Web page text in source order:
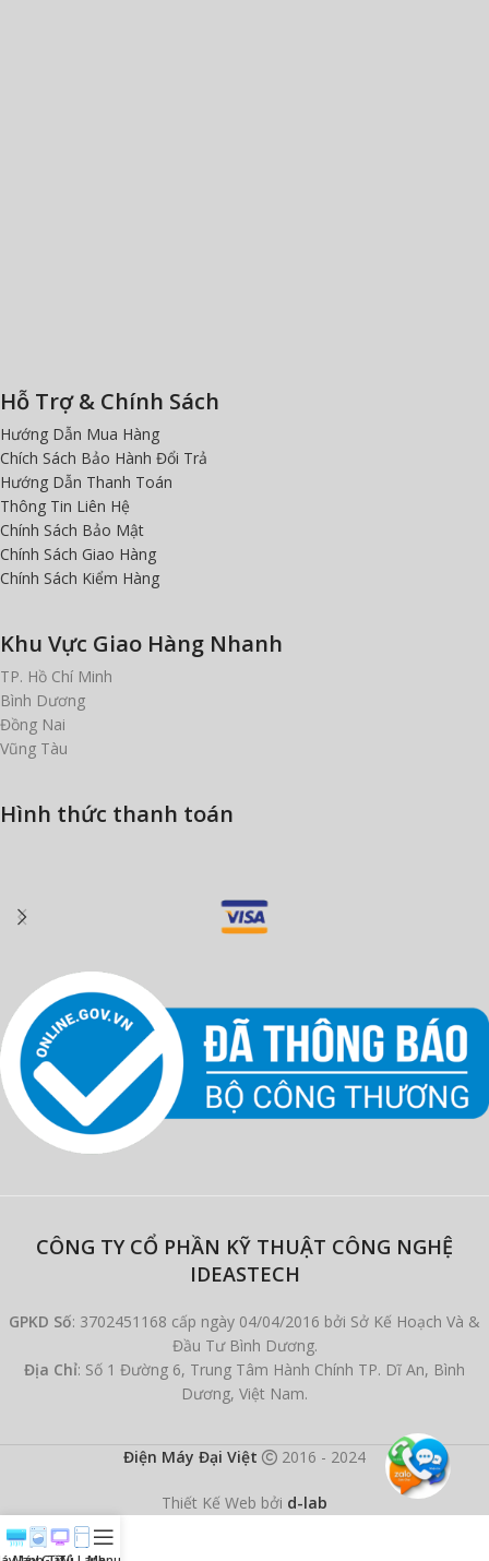
Hỗ Trợ & Chính Sách
Hướng Dẫn Mua Hàng
Chích Sách Bảo Hành Đổi Trả
Hướng Dẫn Thanh Toán
Thông Tin Liên Hệ
Chính Sách Bảo Mật
Chính Sách Giao Hàng
Chính Sách Kiểm Hàng
Khu Vực Giao Hàng Nhanh
TP. Hồ Chí Minh
Bình Dương
Đồng Nai
Vũng Tàu
Hình thức thanh toán
CÔNG TY CỔ PHẦN KỸ THUẬT CÔNG NGHỆ
IDEASTECH
GPKD Số: 3702451168 cấp ngày 04/04/2016 bởi Sở Kế Hoạch Và &
Đầu Tư Bình Dương.
Địa Chỉ: Số 1 Đường 6, Trung Tâm Hành Chính TP. Dĩ An, Bình
Dương, Việt Nam.
Điện Máy Đại Việt 2016 - 2024
Thiết Kế Web bởi d-lab